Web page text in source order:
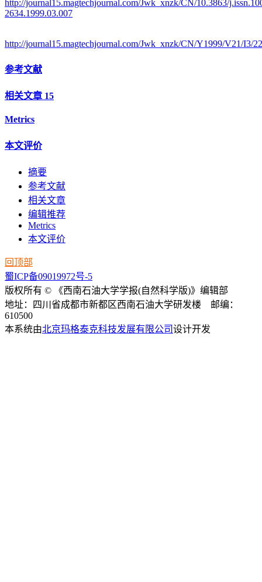
http://journal15.magtechjournal.com/Jwk_xnzk/CN/10.3863/
2634.1999.03.007
http://journal15.magtechjournal.com/Jwk_xnzk/CN/Y1999/V21/I3/22
参考文献
相关文章 15
Metrics
本文评价
摘要
参考文献
相关文章
编辑推荐
Metrics
本文评价
回顶部
蜀ICP备09019972号-5
版权所有 © 《西南石油大学学报(自然科学版)》编辑部
地址：四川省成都市新都区西南石油大学研发楼 邮编：
610500
本系统由北京玛格泰克科技发展有限公司设计开发